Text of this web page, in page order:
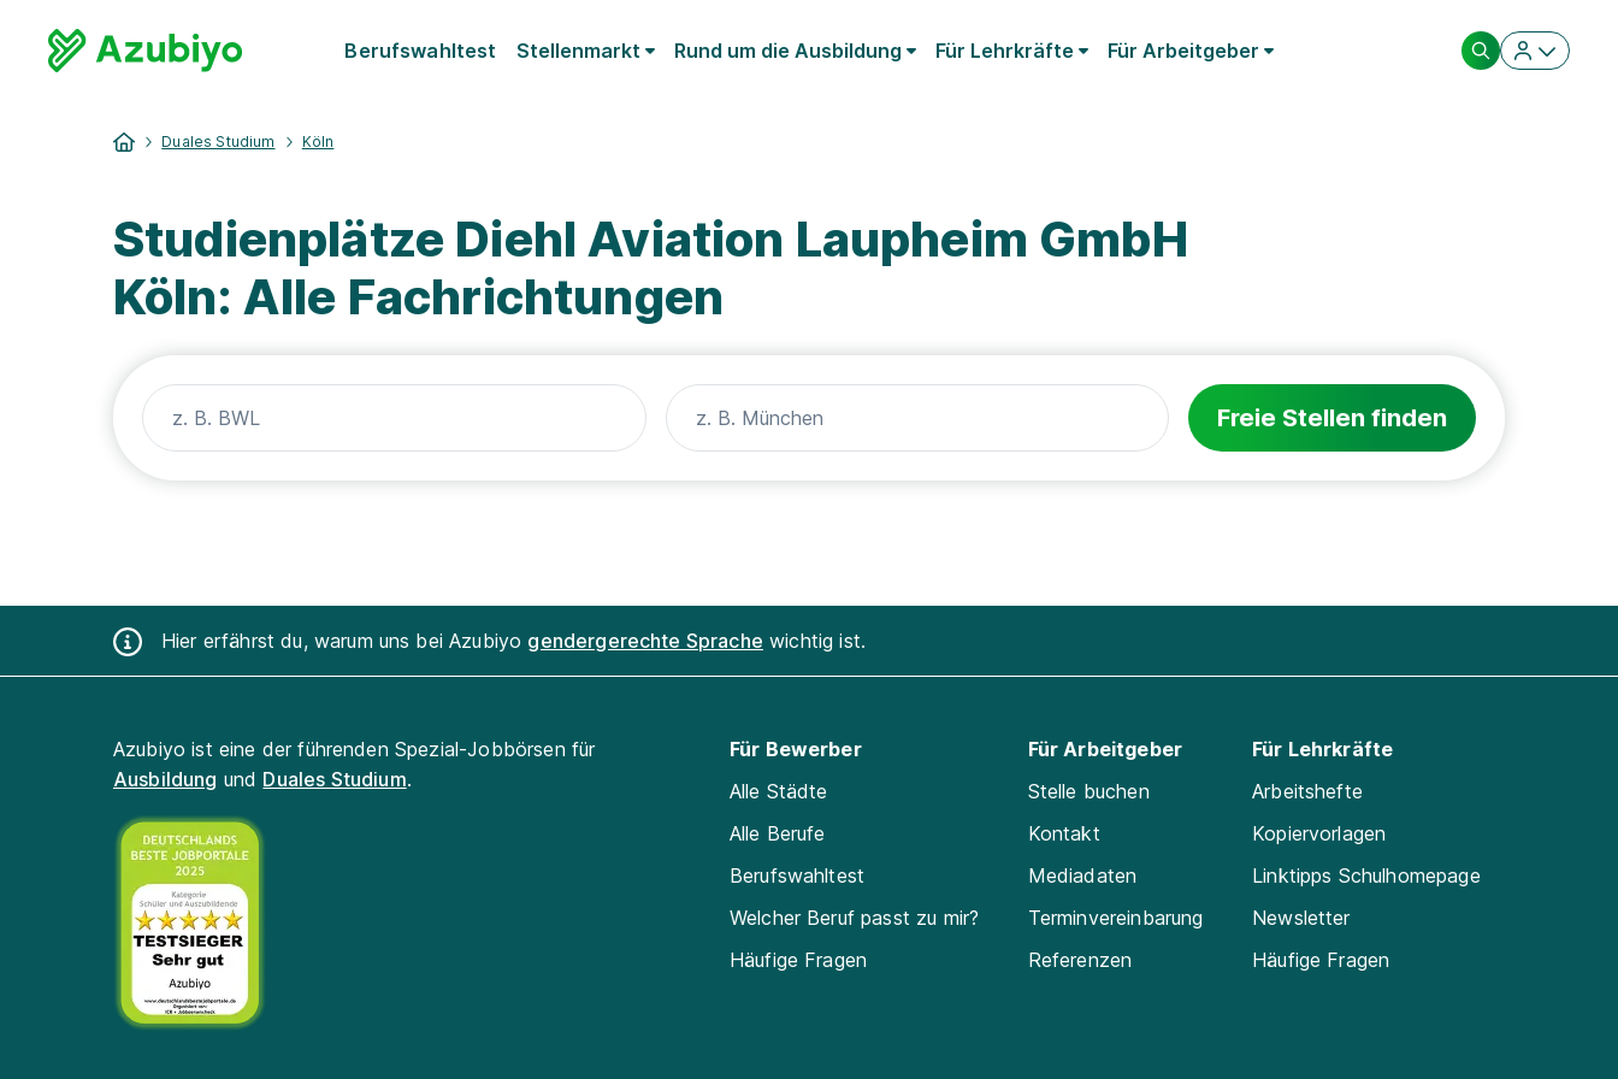
Berufswahltest Stellenmarkt Rund um die Ausbildung Für Lehrkräfte Für Arbeitgeber
Duales Studium Köln
Studienplätze Diehl Aviation Laupheim GmbH
Köln: Alle Fachrichtungen
Freie Stellen finden
Hier erfährst du, warum uns bei Azubiyo gendergerechte Sprache wichtig ist.
Azubiyo ist eine der führenden Spezial-Jobbörsen für
Ausbildung und Duales Studium.
Für Bewerber
Alle Städte
Alle Berufe
Berufswahltest
Welcher Beruf passt zu mir?
Häufige Fragen
Für Arbeitgeber
Stelle buchen
Kontakt
Mediadaten
Terminvereinbarung
Referenzen
Für Lehrkräfte
Arbeitshefte
Kopiervorlagen
Linktipps Schulhomepage
Newsletter
Häufige Fragen